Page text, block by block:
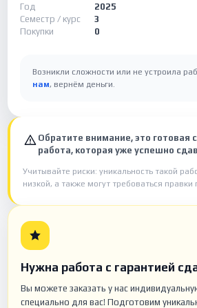
Год
2025
Семестр / курс
3
Покупки
0
Возникли сложности или не устроила
нам, вернём деньги.
Обратите внимание, это готовая
работа, которая уже успешно
Учитывайте риски: уникальность такой
низкой, а также могут требоваться
Нужна работа с гарантией
Вы можете заказать у нас
специально для вас! Подготовим